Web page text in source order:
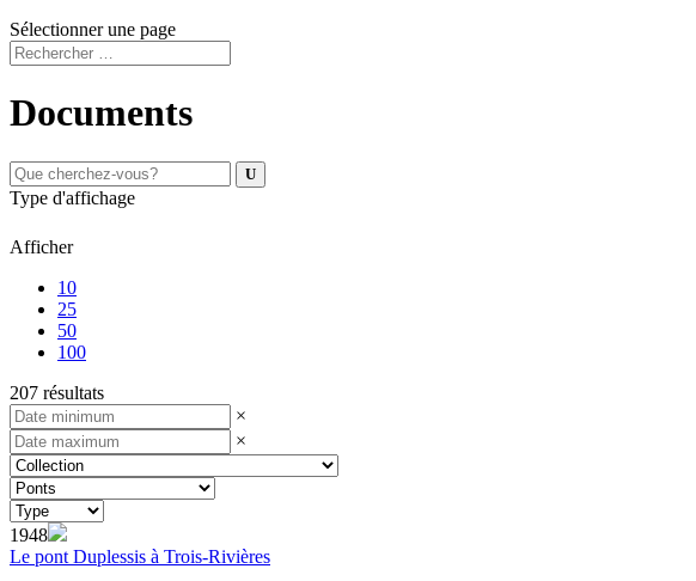
Sélectionner une page
Documents
Type d'affichage
Afficher
10
25
50
100
207 résultats
×
×
1948
Le pont Duplessis à Trois-Rivières